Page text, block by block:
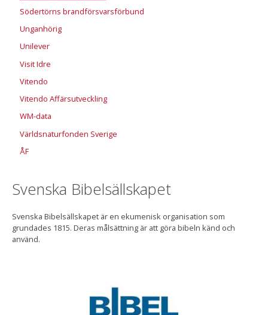
Södertörns brandförsvarsförbund
Unganhörig
Unilever
Visit Idre
Vitendo
Vitendo Affärsutveckling
WM-data
Världsnaturfonden Sverige
ÅF
Svenska Bibelsällskapet
Svenska Bibelsällskapet är en ekumenisk organisation som
grundades 1815. Deras målsättning är att göra bibeln känd och
använd.